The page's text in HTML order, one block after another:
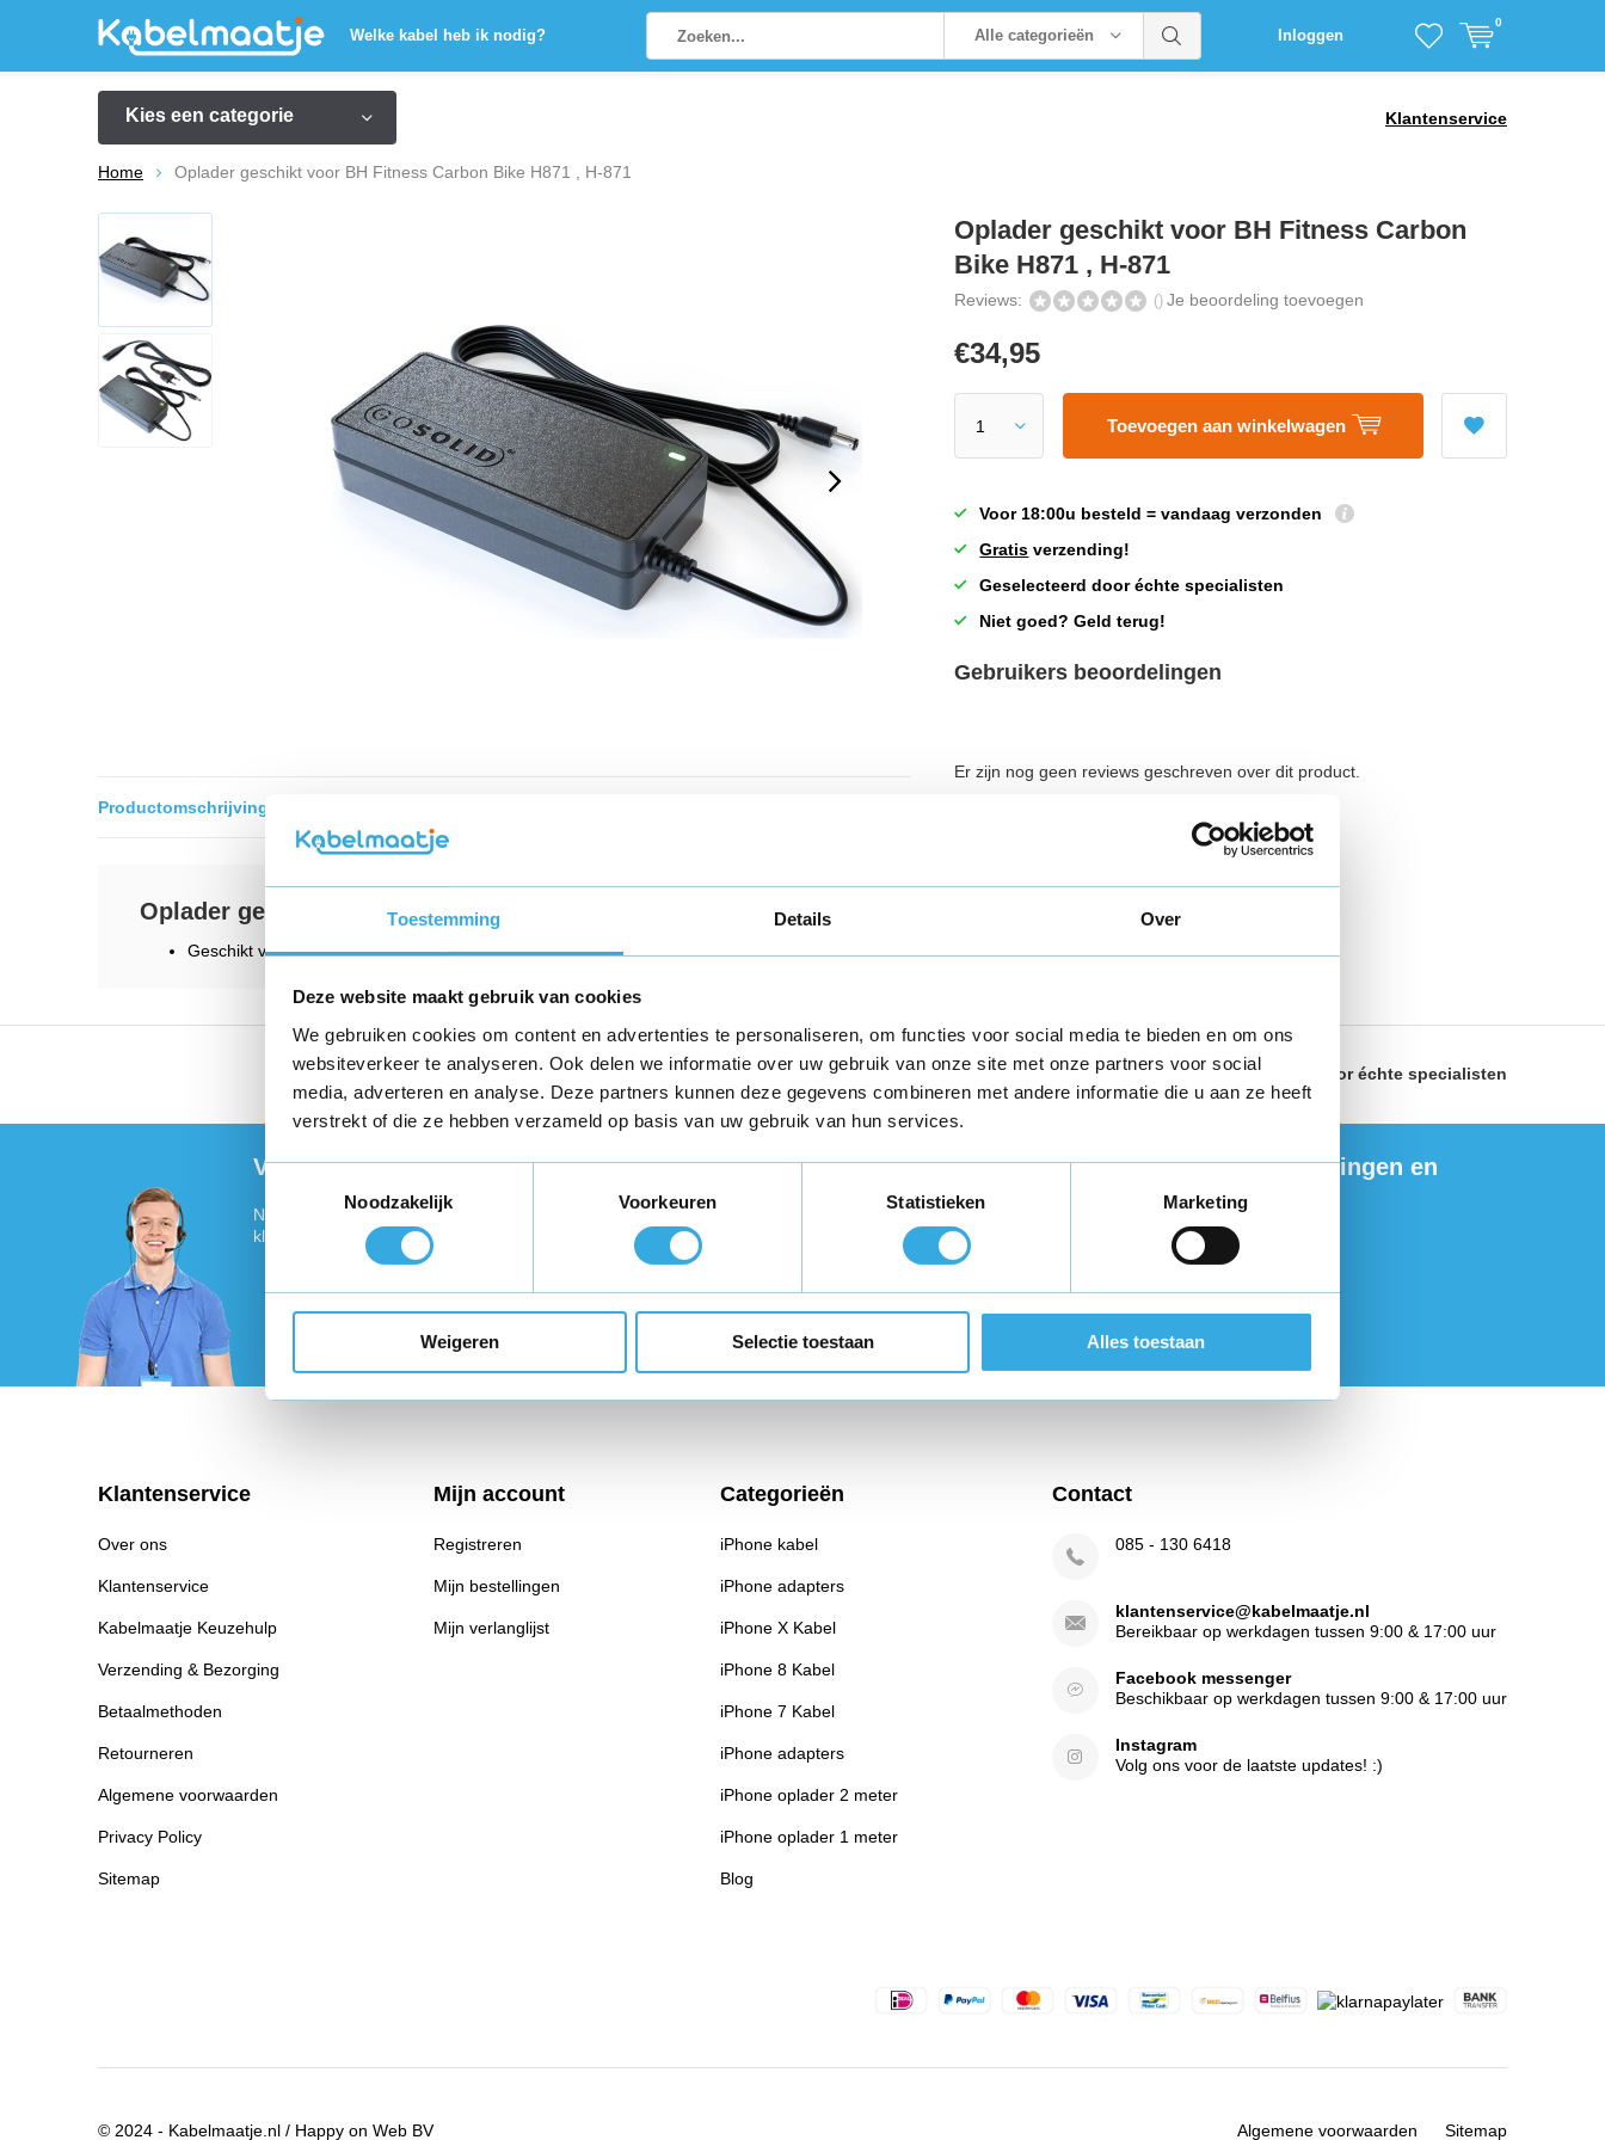
Toestemming Details Over
Deze website maakt gebruik van cookies
We gebruiken cookies om content en advertenties te personaliseren, om functies voor social media te bieden en om ons
websiteverkeer te analyseren. Ook delen we informatie over uw gebruik van onze site met onze partners voor social
media, adverteren en analyse. Deze partners kunnen deze gegevens combineren met andere informatie die u aan ze heeft
verstrekt of die ze hebben verzameld op basis van uw gebruik van hun services.
Toestemmingsselectie
Noodzakelijk
Voorkeuren Statistieken Marketing
Weigeren Selectie toestaan Alles toestaan
Welke kabel heb ik nodig? Alle categorieën Inloggen
0
Kies een categorie Klantenservice
Home Oplader geschikt voor BH Fitness Carbon Bike H871 , H-871
Productomschrijving
Oplader geschikt voor BH Fitness Carbon Bike H871 , H-871
Geschikt voor BH Fitness Carbon Bike H871 , H-871
Oplader geschikt voor BH Fitness Carbon
Bike H871 , H-871
Reviews: () Je beoordeling toevoegen
€34,95
Toevoegen aan winkelwagen
Voor 18:00u besteld = vandaag verzonden
Gratis verzending!
Geselecteerd door échte specialisten
Niet goed? Geld terug!
Gebruikers beoordelingen
Er zijn nog geen reviews geschreven over dit product.
Vandaag voor 18:00 besteld,morgen in huis* Gratis verzendingbinnen Nederland Geselecteerd dooréchte specialisten
Vragen of meer informatie?
Neem contact met ons op! Onze klantenservice staat voor je
klaar :)
Volg ons
Ontvang de nieuwste aanbiedingen en
Abonneer
Klantenservice
Over ons
Klantenservice
Kabelmaatje Keuzehulp
Verzending & Bezorging
Betaalmethoden
Retourneren
Algemene voorwaarden
Privacy Policy
Sitemap
Mijn account
Registreren
Mijn bestellingen
Mijn verlanglijst
Categorieën
iPhone kabel
iPhone adapters
iPhone X Kabel
iPhone 8 Kabel
iPhone 7 Kabel
iPhone adapters
iPhone oplader 2 meter
iPhone oplader 1 meter
Blog
Contact
085 - 130 6418
klantenservice@kabelmaatje.nl
Bereikbaar op werkdagen tussen 9:00 & 17:00 uur
Facebook messenger
Beschikbaar op werkdagen tussen 9:00 & 17:00 uur
Instagram
Volg ons voor de laatste updates! :)
© 2024 - Kabelmaatje.nl / Happy on Web BV Algemene voorwaarden Sitemap